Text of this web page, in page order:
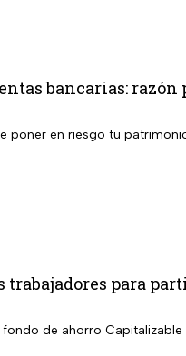
bancarias:
poner en riesgo tu
trabajadores para
de ahorro